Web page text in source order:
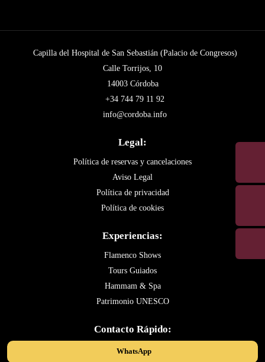
Capilla del Hospital de San Sebastián (Palacio de Congresos)
Calle Torrijos, 10
14003 Córdoba
+34 744 79 11 92
info@cordoba.info
Legal:
Política de reservas y cancelaciones
Aviso Legal
Política de privacidad
Política de cookies
Experiencias:
Flamenco Shows
Tours Guiados
Hammam & Spa
Patrimonio UNESCO
Contacto Rápido:
WhatsApp